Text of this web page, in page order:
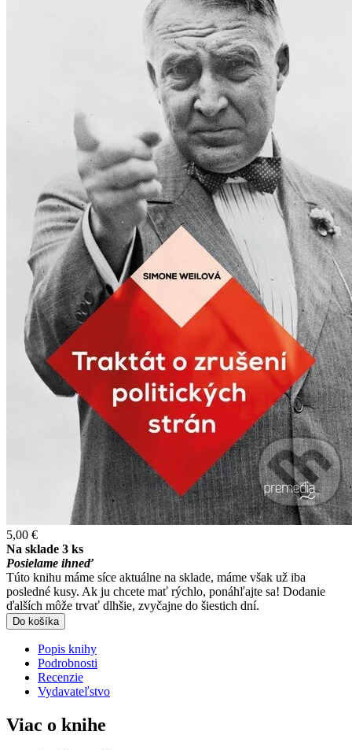
5,00 €
Na sklade 3 ks
Posielame ihneď
Túto knihu máme síce aktuálne na sklade, máme však už iba
posledné kusy. Ak ju chcete mať rýchlo, ponáhľajte sa! Dodanie
ďalších môže trvať dlhšie, zvyčajne do šiestich dní.
Do košíka
Popis knihy
Podrobnosti
Recenzie
Vydavateľstvo
Viac o knihe